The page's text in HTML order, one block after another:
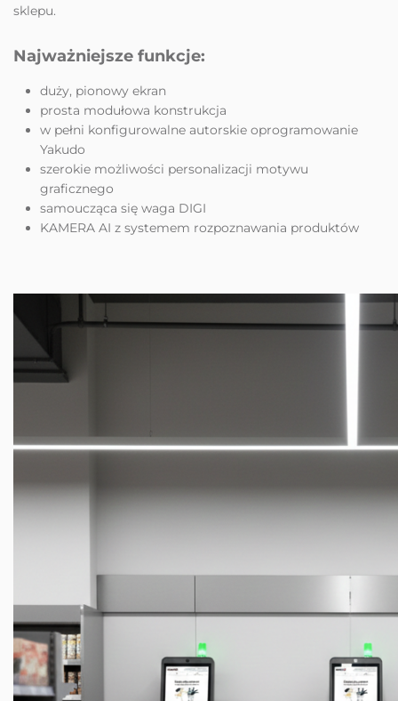
sklepu.
Najważniejsze funkcje:
duży, pionowy ekran
prosta modułowa konstrukcja
w pełni konfigurowalne autorskie oprogramowanie
Yakudo
szerokie możliwości personalizacji motywu
graficznego
samoucząca się waga DIGI
KAMERA AI z systemem rozpoznawania produktów